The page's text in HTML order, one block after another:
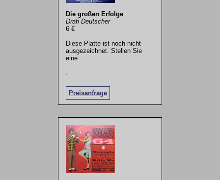
Die großen Erfolge
Drafi Deutscher
6 €
Diese Platte ist noch nicht
ausgezeichnet. Stellen Sie
eine
Preisanfrage
.